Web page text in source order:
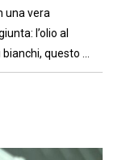
una vera
l’olio al
questo ...